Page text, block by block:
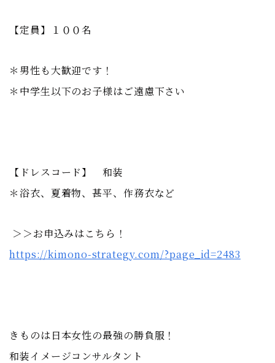
【定員】１００名
＊男性も大歓迎です！
＊中学生以下のお子様はご遠慮下さい
【ドレスコード】 和装
＊浴衣、夏着物、甚平、作務衣など
＞＞お申込みはこちら！
https://kimono-strategy.com/?page_id=2483
きものは日本女性の最強の勝負服！
和装イメージコンサルタント